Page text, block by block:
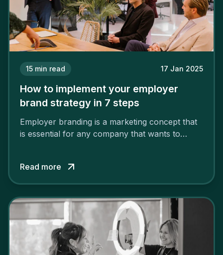
15 min read 17 Jan 2025
How to implement your employer
brand strategy in 7 steps
Employer branding is a marketing concept that
is essential for any company that wants to
solid and positive employer brand are clear, you
cannot simply wave a magic wand for it to be
Read more